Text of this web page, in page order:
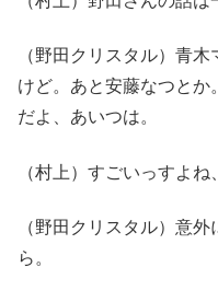
（野田クリスタル）青
けど。あと安藤なつとか
だよ、あいつは。
（村上）すごいっすよね
（野田クリスタル）意
ら。